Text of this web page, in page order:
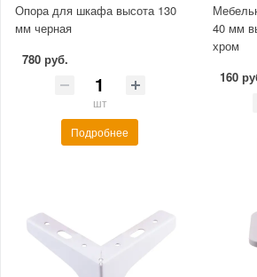
Опора для шкафа высота 130
мм черная
780 руб.
шт
Подробнее
40 мм
хром
160